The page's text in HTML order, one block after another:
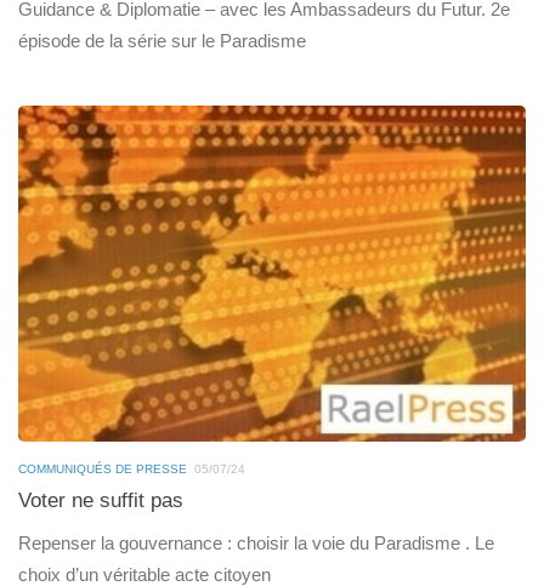
Guidance & Diplomatie – avec les Ambassadeurs du Futur. 2e
épisode de la série sur le Paradisme
COMMUNIQUÉS DE PRESSE 05/07/24
Voter ne suffit pas
Repenser la gouvernance : choisir la voie du Paradisme . Le
choix d’un véritable acte citoyen